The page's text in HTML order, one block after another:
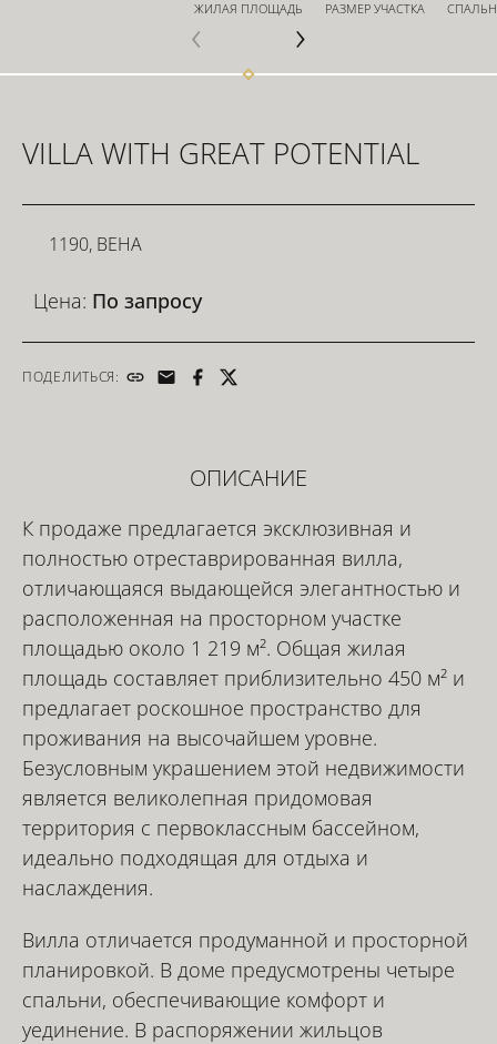
ИНВЕСТОРЫ
ДЛЯ РАЗРАБОТЧИКОВ
СВЯЗАТЬСЯ
ЖИЛАЯ ПЛОЩАДЬ РАЗМЕР УЧАСТКА
VILLA WITH GREAT POTENTIAL
1190, ВЕНА
Цена: По запросу
ПОДЕЛИТЬСЯ:
ОПИСАНИЕ
К продаже предлагается эксклюзивная и
полностью отреставрированная вилла,
отличающаяся выдающейся элегантностью и
расположенная на просторном участке
площадью около 1 219 м². Общая жилая
площадь составляет приблизительно 450 м² и
предлагает роскошное пространство для
проживания на высочайшем уровне.
Безусловным украшением этой недвижимости
является великолепная придомовая
территория с первоклассным бассейном,
идеально подходящая для отдыха и
наслаждения.
Вилла отличается продуманной и просторной
планировкой. В доме предусмотрены четыре
спальни, обеспечивающие комфорт и
уединение. В распоряжении жильцов